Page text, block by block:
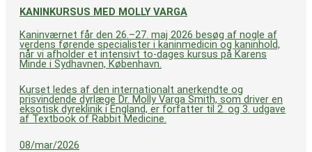
KANINKURSUS MED MOLLY VARGA
Kaninværnet får den 26.–27. maj 2026 besøg af nogle af
verdens førende specialister i kaninmedicin og kaninhold,
når vi afholder et intensivt to-dages kursus på Karens
Minde i Sydhavnen, København.
Kurset ledes af den internationalt anerkendte og
prisvindende dyrlæge Dr. Molly Varga Smith, som driver en
eksotisk dyreklinik i England, er forfatter til 2. og 3. udgave
af Textbook of Rabbit Medicine.
08/mar/2026